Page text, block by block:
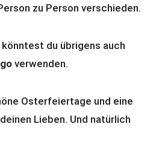
zu Person verschieden.
du übrigens auch
verwenden.
Osterfeiertage und eine
Lieben. Und natürlich